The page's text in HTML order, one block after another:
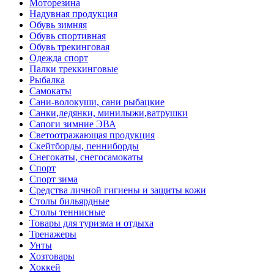
Моторезина
Надувная продукция
Обувь зимняя
Обувь спортивная
Обувь трекинговая
Одежда спорт
Палки треккинговые
Рыбалка
Самокаты
Сани-волокуши, сани рыбацкие
Санки,ледянки, минилыжи,ватрушки
Сапоги зимние ЭВА
Светоотражающая продукция
Скейтборды, пенниборды
Снегокаты, снегосамокаты
Спорт
Спорт зима
Средства личной гигиены и защиты кожи
Столы бильярдные
Столы теннисные
Товары для туризма и отдыха
Тренажеры
Унты
Хозтовары
Хоккей